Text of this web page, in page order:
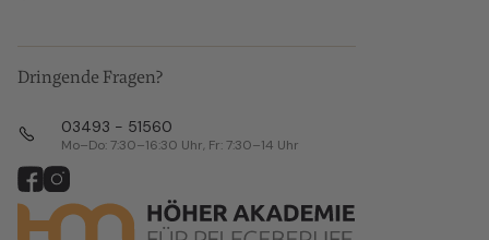
Dringende Fragen?
03493 - 51560
Mo–Do: 7:30–16:30 Uhr, Fr: 7:30–14 Uhr